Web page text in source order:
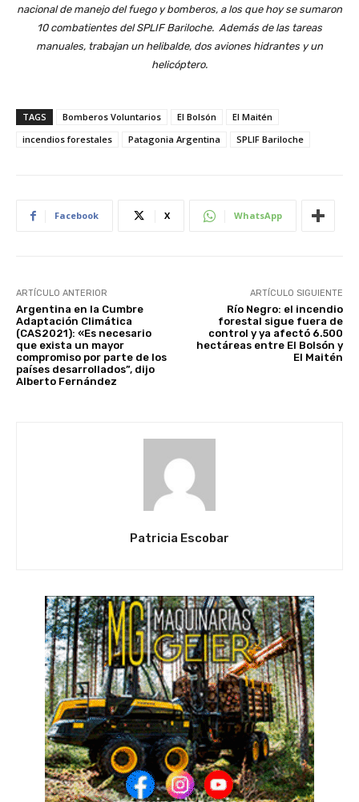
nacional de manejo del fuego y bomberos, a los que hoy se sumaron
10 combatientes del SPLIF Bariloche. Además de las tareas
manuales, trabajan un helibalde, dos aviones hidrantes y un
helicóptero.
TAGS Bomberos Voluntarios El Bolsón
El Maitén
incendios forestales
Patagonia Argentina SPLIF Bariloche
Facebook X WhatsApp
ARTÍCULO ANTERIOR
Argentina en la Cumbre
Adaptación Climática
(CAS2021): «Es necesario
que exista un mayor
compromiso por parte de los
países desarrollados”, dijo
Alberto Fernández
ARTÍCULO SIGUIENTE
Río Negro: el incendio
forestal sigue fuera de
control y ya afectó 6.500
hectáreas entre El Bolsón y
El Maitén
Patricia Escobar